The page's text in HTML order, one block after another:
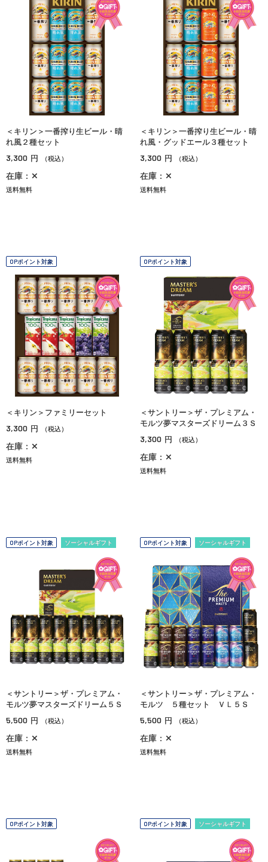
＜キリン＞一番搾り生ビール・晴
れ風２種セット
3,300 円 （税込）
在庫：✕
送料無料
＜キリン＞一番搾り生ビール・晴
れ風・グッドエール３種セット
3,300 円 （税込）
在庫：✕
送料無料
OPポイント対象
＜キリン＞ファミリーセット
3,300 円 （税込）
在庫：✕
送料無料
OPポイント対象
＜サントリー＞ザ・プレミアム・
モルツ夢マスターズドリーム３Ｓ
3,300 円 （税込）
在庫：✕
送料無料
OPポイント対象 ソーシャルギフト
＜サントリー＞ザ・プレミアム・
モルツ夢マスターズドリーム５Ｓ
5,500 円 （税込）
在庫：✕
送料無料
OPポイント対象 ソーシャルギフト
＜サントリー＞ザ・プレミアム・
モルツ ５種セット ＶＬ５Ｓ
5,500 円 （税込）
在庫：✕
送料無料
OPポイント対象 OPポイント対象 ソーシャルギフト